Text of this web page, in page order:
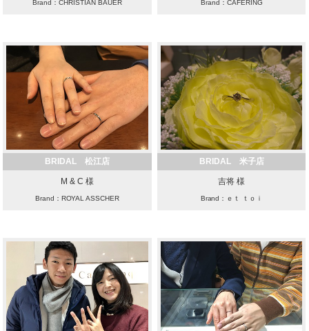
Brand：CHRISTIAN BAUER Brand：CAFERING
BRIDAL 松江店
M & C 様
Brand：ROYAL ASSCHER
BRIDAL 米子店
吉将 様
Brand：ｅｔ ｔｏｉ